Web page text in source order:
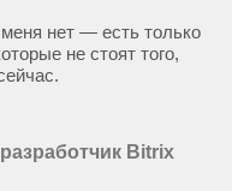
нет — есть только
не стоят того,
Bitrix